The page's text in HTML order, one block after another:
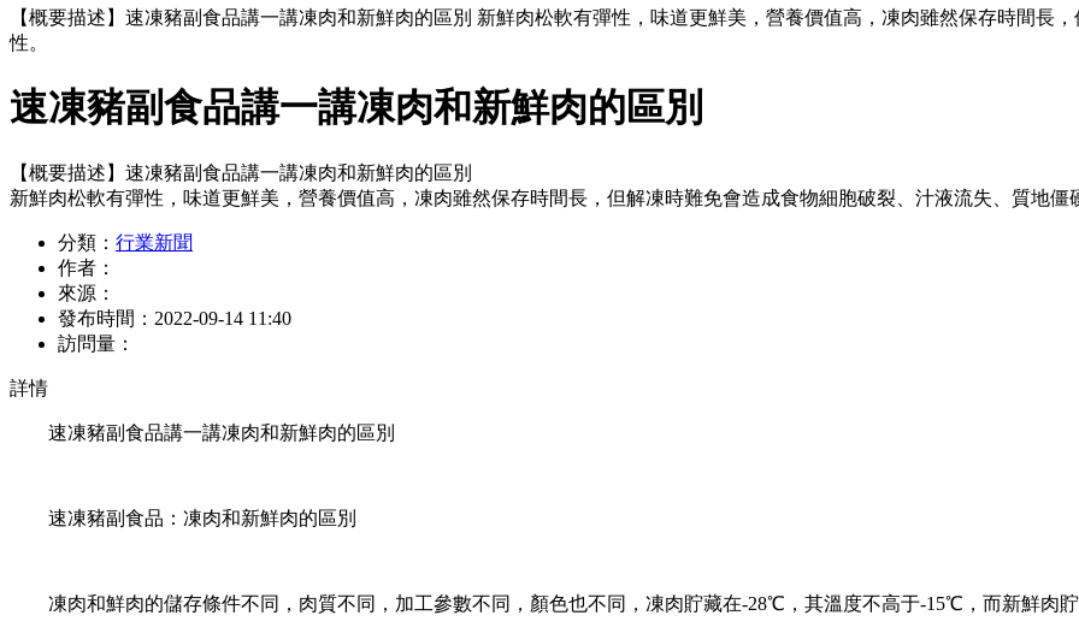
【概要描述】 速凍豬副食品講一講凍肉和新鮮肉的區別 新鮮肉松軟有彈性，味道更鮮美，營養價值高，凍肉雖然保存時間長
性。
速凍豬副食品講一講凍肉和新鮮肉的區別
【概要描述】 速凍豬副食品講一講凍肉和新鮮肉的區別
新鮮肉松軟有彈性，味道更鮮美，營養價值高，凍肉雖然保存時間長，但解凍時難免會造成食物細胞破裂、汁液流失、質地僵
分類： 行業新聞
作者：
來源：
發布時間： 2022-09-14 11:40
訪問量：
詳情
速凍豬副食品講一講凍肉和新鮮肉的區別
速凍豬副食品：凍肉和新鮮肉的區別
凍肉和鮮肉的儲存條件不同，肉質不同，加工參數不同，顏色也不同，凍肉貯藏在-28℃，其溫度不高于-15℃，而新鮮肉貯